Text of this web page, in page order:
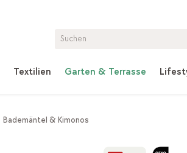
Textilien Garten & Terrasse
Bademäntel & Kimonos